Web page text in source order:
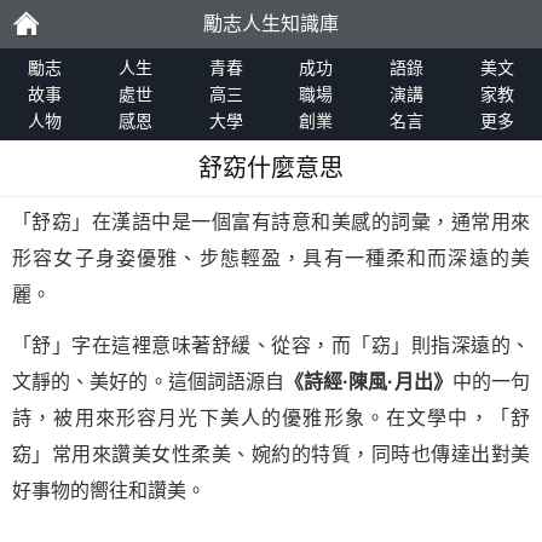
勵
志
勵志人生知識庫
勵志 人生 青春 成功 語錄
美文
故事
處世 高三 職場 演講
家教
人物
感恩 大學 創業 名言 更多
舒窈什麼意思
「舒窈」在漢語中是一個富有詩意和美感的詞彙，通常用來
形容女子身姿優雅、步態輕盈，具有一種柔和而深遠的美
麗。
「舒」字在這裡意味著舒緩、從容，而「窈」則指深遠的、
文靜的、美好的。這個詞語源自 《詩經·陳風·月出》 中的一句
詩，被用來形容月光下美人的優雅形象。在文學中，「舒
窈」常用來讚美女性柔美、婉約的特質，同時也傳達出對美
好事物的嚮往和讚美。